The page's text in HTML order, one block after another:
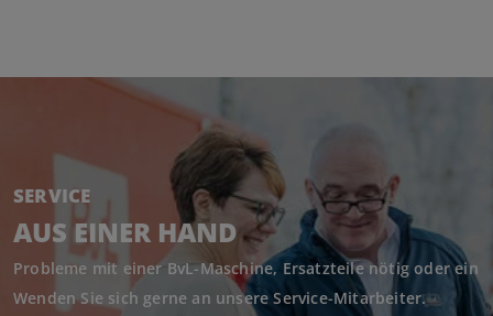
SERVICE
AUS EINER HAND
Probleme mit einer BvL-Maschine, Ersatzteile nötig oder ein
Wenden Sie sich gerne an unsere Service-Mitarbeiter.